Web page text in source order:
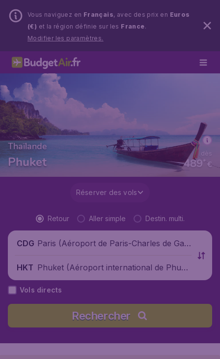
Vous naviguez en Français, avec des prix en Euros
(€) et la région définie sur les France.
Modifier les paramètres.
Thaïlande
Phuket €
489*
dès
Réserver des vols
Retour Aller simple Destin. multi.
CDG Paris (Aéroport de Paris-Charles de Gaul
HKT Phuket (Aéroport international de Phuke
t), Thaïlande
Vols directs
Rechercher